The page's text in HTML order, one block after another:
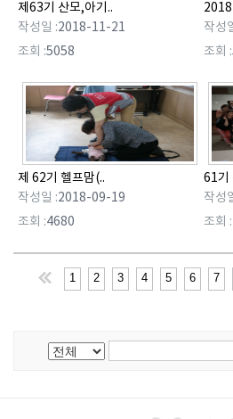
제63기 산모,아기..
작성일 :2018-11-21
조회 :5058
2018
작성
조회 :
제 62기 헬프맘(..
작성일 :2018-09-19
조회 :4680
61기
작성
조회 :
1 2 3 4 5 6 7